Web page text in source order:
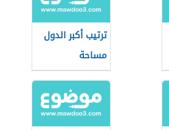
ترتيب أكبر الدول
مساحة